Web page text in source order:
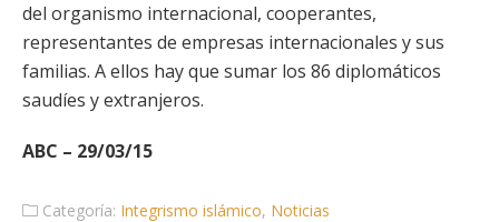
del organismo internacional, cooperantes,
representantes de empresas internacionales y sus
familias. A ellos hay que sumar los 86 diplomáticos
saudíes y extranjeros.
ABC – 29/03/15
Categoría: Integrismo islámico, Noticias